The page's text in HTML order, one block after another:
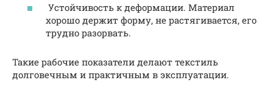
Устойчивость к деформации. Материал
хорошо держит форму, не растягивается, его
трудно разорвать.
Такие рабочие показатели делают текстиль
долговечным и практичным в эксплуатации.